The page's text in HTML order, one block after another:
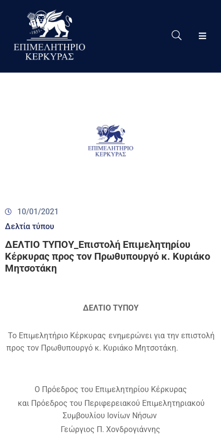
Το
Eπιμελητήριο
10/01/2021
Δελτία τύπου
ΔΕΛΤΙΟ ΤΥΠΟΥ_Επιστολή Επιμελητηρίου
Κέρκυρας προς τον Πρωθυπουργό κ. Κυριάκο
Μητσοτάκη
ΔΕΛΤΙΟ ΤΥΠΟΥ
Το Επιμελητήριο Κέρκυρας ενημερώνει για την επιστολή
προς τον Πρωθυπουργό κ. Κυριάκο Μητσοτάκη.
Ο Πρόεδρος του Επιμελητηρίου Κέρκυρας
και Πρόεδρος του Περιφερειακού Επιμελητηριακού
Συμβουλίου Ιονίων Νήσων
Γεώργιος Π. Χονδρογιάννης